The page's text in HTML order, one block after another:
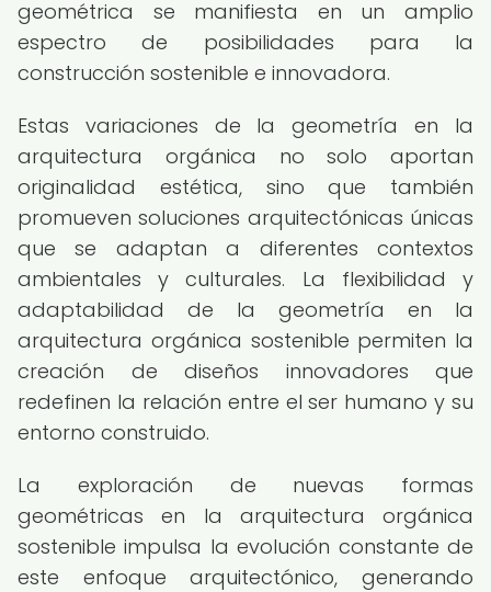
geométrica se manifiesta en un amplio
espectro de posibilidades para la
construcción sostenible e innovadora.
Estas variaciones de la geometría en la
arquitectura orgánica no solo aportan
originalidad estética, sino que también
promueven soluciones arquitectónicas únicas
que se adaptan a diferentes contextos
ambientales y culturales. La flexibilidad y
adaptabilidad de la geometría en la
arquitectura orgánica sostenible permiten la
creación de diseños innovadores que
redefinen la relación entre el ser humano y su
entorno construido.
La exploración de nuevas formas
geométricas en la arquitectura orgánica
sostenible impulsa la evolución constante de
este enfoque arquitectónico, generando